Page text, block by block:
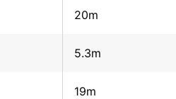
20m
5.3m
19m